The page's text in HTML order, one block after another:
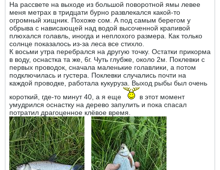
На рассвете на выходе из большой поворотной ямы левее
меня метрах в тридцати бурно развлекался какой-то
огромный хищник. Похоже сом. А под самым берегом у
обрыва с нависающей над водой высоченной крапивой
плюхался голавль, иногда и неплохого размера. Как только
солнце показалось из-за леса все стихло.
К восьми утра перебрался на другую точку. Остатки прикорма
в воду, оснастка та же, 6г. Чуть глубже, около 2м. Поклевки с
первых проводок, сначала маленькие голавлики, а потом
подключилась и густера. Поклевки случались почти на
каждой проводке, работала кукуруза. Выход рыбы был очень
короткий, где-то минут 40, а я еще
в этот момент
умудрился оснастку на дерево запулить и пока спасал
потратил драгоценное клёвое время.